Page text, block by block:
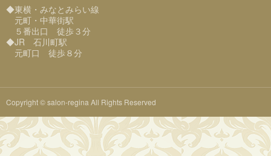
◆東横・みなとみらい線
元町・中華街駅
５番出口 徒歩３分
◆JR 石川町駅
元町口 徒歩８分
Copyright © salon-regina All Rights Reserved